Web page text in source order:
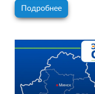
Подробнее